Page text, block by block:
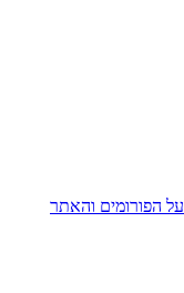
הפורומים והאתר